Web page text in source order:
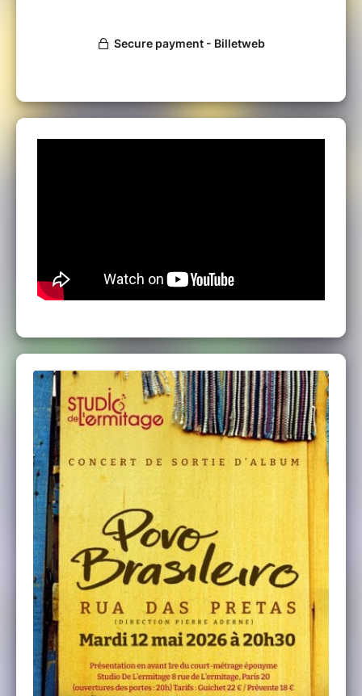
clé (Darcy Ribeiro) pour parler de ce que
classique de Darcy Ribeiro en matière sonore
dire l’identité sans la figer, la mémoire sans la
muséifier. Le disque part d’une question
politique, pas d’un exotisme. Darcy Ribeiro
la violence, la rencontre forcée, la résistance,
la recomposition. Pierre Aderne transpose
cette tension dans la musique : au lieu de
“raconter le Brésil”, il fait entendre les frictions
- ce que l’Atlantique a broyé et ce qu’il a créé.
Rua Das Pretas fonctionne comme un espace
culturel vivant : la chanteuse cap- verdienne
Zulu (Boa Vista), la fadiste portugaise Ana
Margarida Prado, le multi- instrumentiste
Nilson Dourado (São Paulo / Sintra), la flûtiste
Letícia Malvares (Rio / Madrid), et des
musiciens du Cordão do Boitatá (Kiko Horta
et Carlinhos 7 cordas), entre autres. Ici, les
styles ne décorent pas : ils discutent. Samba,
fado, musiques afro - brésiliennes et chanson
se répondent comme des arguments
contradictoires, puis se recousent.